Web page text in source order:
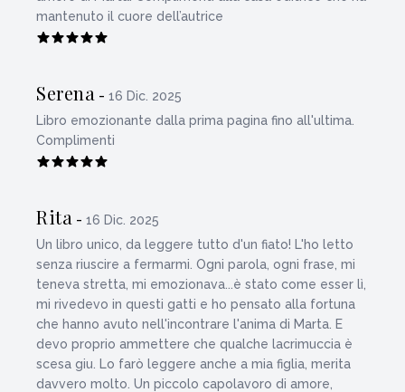
mantenuto il cuore dell’autrice
Serena - 16 Dic. 2025
Libro emozionante dalla prima pagina fino all'ultima.
Complimenti
Rita - 16 Dic. 2025
Un libro unico, da leggere tutto d'un fiato! L'ho letto
senza riuscire a fermarmi. Ogni parola, ogni frase, mi
teneva stretta, mi emozionava...è stato come esser lì,
mi rivedevo in questi gatti e ho pensato alla fortuna
che hanno avuto nell'incontrare l'anima di Marta. E
devo proprio ammettere che qualche lacrimuccia è
scesa giu. Lo farò leggere anche a mia figlia, merita
davvero molto. Un piccolo capolavoro di amore,